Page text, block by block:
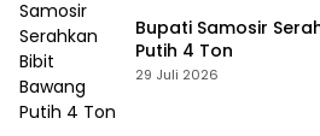
Bupati Samosir
Putih 4 Ton
29 Juli 2026